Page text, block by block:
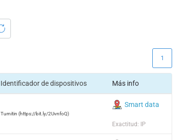
1
Identificador de dispositivos Más info
Turnitin (https://bit.ly/2UvnfoQ)
Smart data
Exactitud: IP